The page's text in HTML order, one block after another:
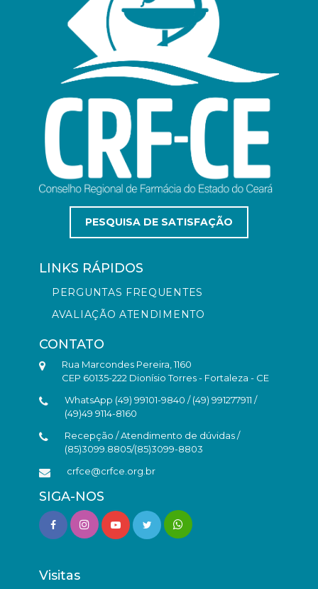
PESQUISA DE SATISFAÇÃO
LINKS RÁPIDOS
PERGUNTAS FREQUENTES
AVALIAÇÃO ATENDIMENTO
CONTATO
Rua Marcondes Pereira, 1160
CEP 60135-222 Dionísio Torres - Fortaleza - CE
WhatsApp (49) 99101-9840 / (49) 991277911 /
(49)49 9114-8160
Recepção / Atendimento de dúvidas /
(85)3099.8805/(85)3099-8803
crfce@crfce.org.br
SIGA-NOS
Visitas